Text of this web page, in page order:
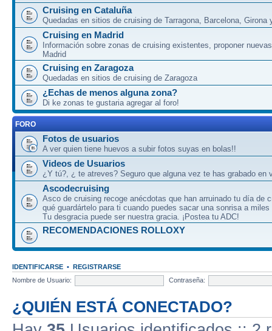
Cruising en Cataluña
Quedadas en sitios de cruising de Tarragona, Barcelona, Girona
Cruising en Madrid
Información sobre zonas de cruising existentes, proponer
Madrid
Cruising en Zaragoza
Quedadas en sitios de cruising de Zaragoza
¿Echas de menos alguna zona?
Di ke zonas te gustaria agregar al foro!
FORO
Fotos de usuarios
A ver quien tiene huevos a subir fotos suyas en bolas!!
Videos de Usuarios
¿Y tú?, ¿ te atreves? Seguro que alguna vez te has grabado en
Ascodecruising
Asco de cruising recoge anécdotas que han arruinado tu día de
qué guardártelo para ti cuando puedes sacar una sonrisa a miles
Tu desgracia puede ser nuestra gracia. ¡Postea tu ADC!
RECOMENDACIONES ROLLOXY
IDENTIFICARSE • REGISTRARSE
Nombre de Usuario:
Contraseña:
¿QUIÉN ESTÁ CONECTADO?